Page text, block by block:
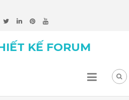
KẾ FORUM